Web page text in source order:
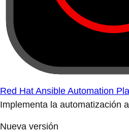
Red Hat Ansible Automation
Implementa la automatización
Nueva versión